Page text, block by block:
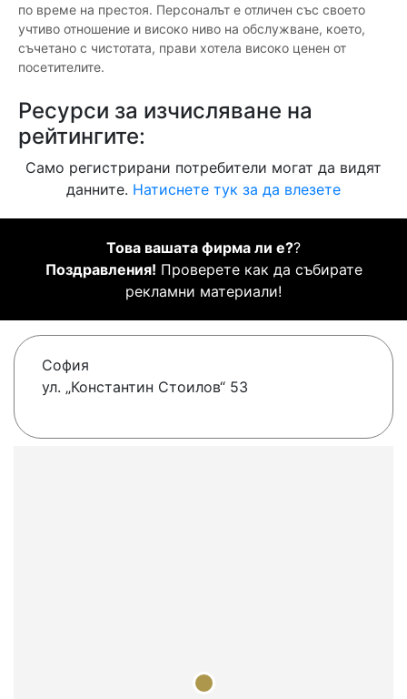
по време на престоя. Персоналът е отличен със своето
учтиво отношение и високо ниво на обслужване, което,
съчетано с чистотата, прави хотела високо ценен от
посетителите.
Ресурси за изчисляване на
рейтингите:
Само регистрирани потребители могат да видят
данните. Натиснете тук за да влезете
Това вашата фирма ли е??
Поздравления! Проверете как да събирате
рекламни материали!
София
ул. „Константин Стоилов“ 53